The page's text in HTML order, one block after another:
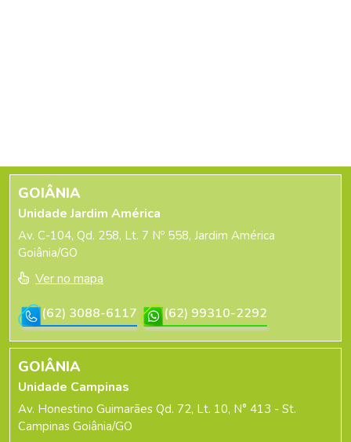
GOIÂNIA
Unidade Jardim América
Av. C-104, Qd. 258, Lt. 7 Nº 558, Jardim América
Goiânia/GO
Ver no mapa
(62) 3088-6117
(62) 99310-2292
GOIÂNIA
Unidade Campinas
Av. Honestino Guimarães Qd. 72, Lt. 10, N° 413 - St.
Campinas Goiânia/GO